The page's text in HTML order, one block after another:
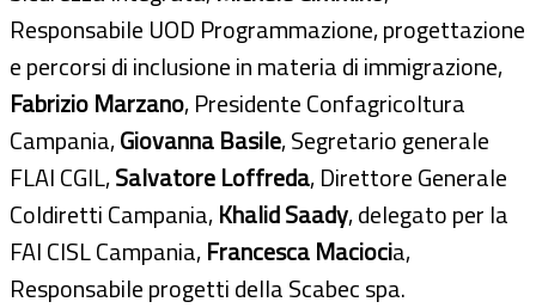
Responsabile UOD Programmazione, progettazione
e percorsi di inclusione in materia di immigrazione,
Fabrizio Marzano, Presidente Confagricoltura
Campania,Giovanna Basile, Segretario generale
FLAI CGIL,Salvatore Loffreda, Direttore Generale
Coldiretti Campania,Khalid Saady, delegato per la
FAI CISL Campania,Francesca Maciocia,
Responsabile progetti della Scabec spa.